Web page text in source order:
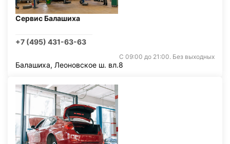
Сервис Балашиха
+7 (495) 431-63-63
С 09:00 до 21:00. Без выходных
Балашиха, Леоновское ш. вл.8